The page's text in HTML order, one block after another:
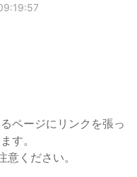
ページにリンクを張っ
す。
ください。